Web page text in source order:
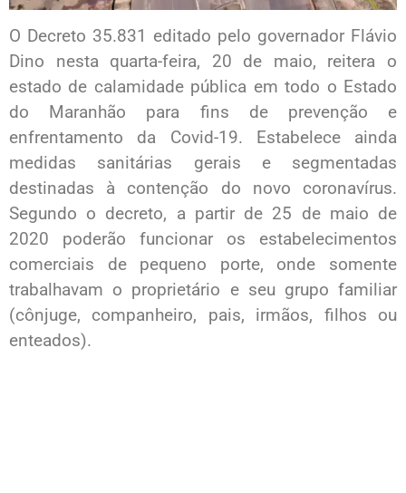
O Decreto 35.831 editado pelo governador Flávio
Dino nesta quarta-feira, 20 de maio, reitera o
estado de calamidade pública em todo o Estado
do Maranhão para fins de prevenção e
enfrentamento da Covid-19. Estabelece ainda
medidas sanitárias gerais e segmentadas
destinadas à contenção do novo coronavírus.
Segundo o decreto, a partir de 25 de maio de
2020 poderão funcionar os estabelecimentos
comerciais de pequeno porte, onde somente
trabalhavam o proprietário e seu grupo familiar
(cônjuge, companheiro, pais, irmãos, filhos ou
enteados).